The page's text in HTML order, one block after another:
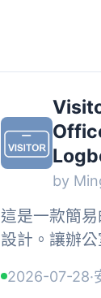
by
這是一款簡
設計。讓辦
出，提供訪
2026-07-28·